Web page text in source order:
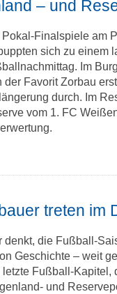
– und
Pokal-Finalspiele am
sich zu einem
Im
der Favorit Zorbau
durch. Im
vom 1. FC
treten im
denkt, die Fußball-
Geschichte – weit
letzte Fußball-Kapitel,
und